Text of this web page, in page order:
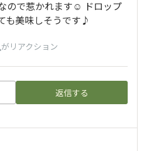
ので惹かれます☺️ ドロップ
も美味しそうです♪
がリアクション
返信する